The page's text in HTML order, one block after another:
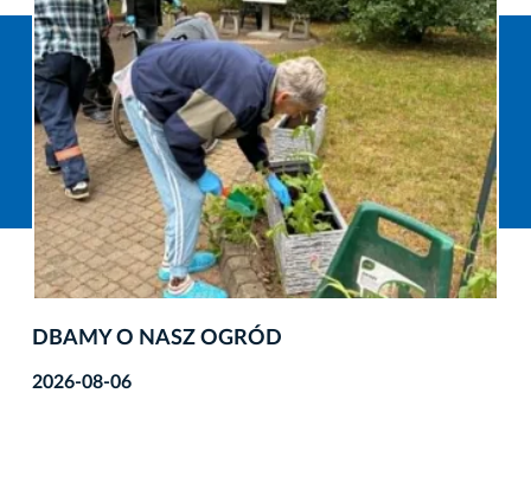
DBAMY O NASZ OGRÓD
2026-08-06